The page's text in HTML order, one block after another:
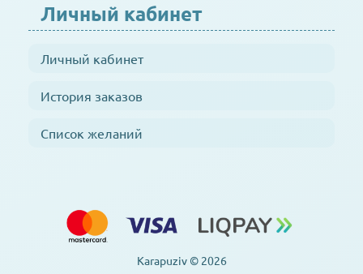
Личный кабинет
Личный кабинет
История заказов
Список желаний
Karapuziv © 2026